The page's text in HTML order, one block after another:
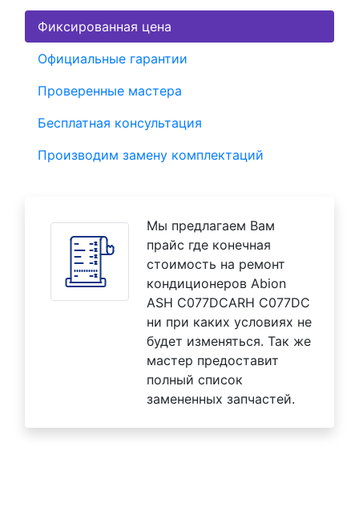
Фиксированная цена
Официальные гарантии
Проверенные мастера
Бесплатная консультация
Производим замену комплектаций
Мы предлагаем Вам
прайс где конечная
стоимость на ремонт
кондиционеров Abion
ASH C077DCARH C077DC
ни при каких условиях не
будет изменяться. Так же
мастер предоставит
полный список
замененных запчастей.